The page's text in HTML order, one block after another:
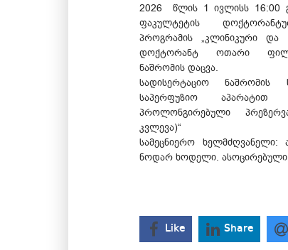
2026 წლის 1 ივლისს 16:00
ფაკულტეტის
პროგრამის „კლინიკური და
დოქტორანტ ოთარი
ნაშრომის დაცვა.
სადისერტაციო ნაშრომის
საპერფუზიო
პროლონგირებული
კვლევა)“
სამეცნიერო
ნოდარ ხოდელი. ასოცირებული
Like Share